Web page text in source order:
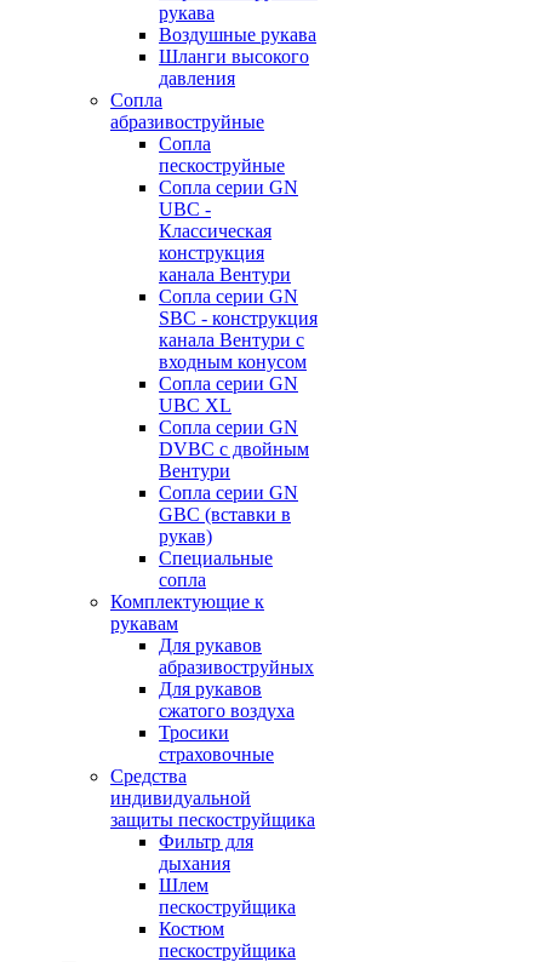
рукава
Воздушные рукава
Шланги высокого
давления
Сопла
абразивоструйные
Сопла
пескоструйные
Сопла серии GN
UBC -
Классическая
конструкция
канала Вентури
Сопла серии GN
SBC - конструкция
канала Вентури c
входным конусом
Сопла серии GN
UBC XL
Сопла серии GN
DVBC с двойным
Вентури
Сопла серии GN
GBC (вставки в
рукав)
Специальные
сопла
Комплектующие к
рукавам
Для рукавов
абразивоструйных
Для рукавов
сжатого воздуха
Тросики
страховочные
Средства
индивидуальной
защиты пескоструйщика
Фильтр для
дыхания
Шлем
пескоструйщика
Костюм
пескоструйщика